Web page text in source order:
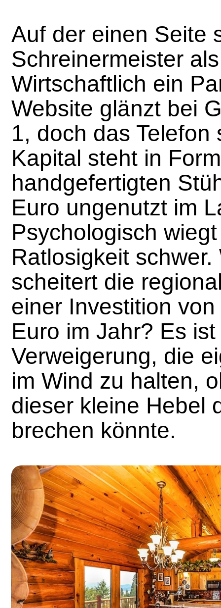
Auf der einen Seite
Schreinermeister
Wirtschaftlich ein
Website glänzt bei
1, doch das Telefon
Kapital steht in
handgefertigten
Euro ungenutzt im
Psychologisch
Ratlosigkeit schwer.
scheitert die
einer Investition
Euro im Jahr? Es
Verweigerung, die
im Wind zu halten,
dieser kleine Hebel
brechen könnte.